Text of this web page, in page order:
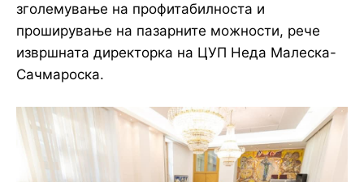
зголемување на профитабилноста и
проширување на пазарните можности, рече
извршната директорка на ЦУП Неда Малеска-
Сачмароска.